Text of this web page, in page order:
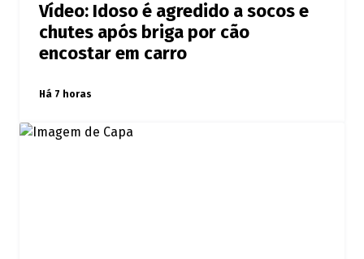
Vídeo: Idoso é agredido a socos e
chutes após briga por cão
encostar em carro
Há 7 horas